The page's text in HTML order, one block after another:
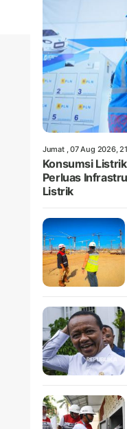
Jumat , 07 Aug 2026,
Konsumsi
Perluas
Listrik